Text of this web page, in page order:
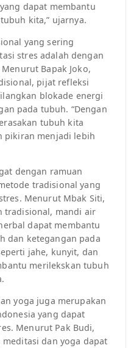
dapat membantu
kita,” ujarnya.
yang sering
stres adalah dengan
Bapak Joko,
pijat refleksi
blokade energi
pada tubuh. “Dengan
tubuh kita
pikiran menjadi lebih
dengan ramuan
tradisional yang
Menurut Mbak Siti,
tradisional, mandi air
dapat membantu
dan ketegangan pada
jahe, kunyit, dan
merilekskan tubuh
yoga juga merupakan
yang dapat
Menurut Pak Budi,
dan yoga dapat